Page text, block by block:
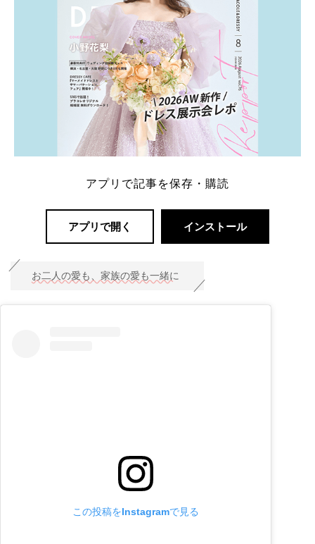
アプリで記事を保存・購読
アプリで開く インストール
お二人の愛も、家族の愛も一緒に
この投稿をInstagramで見る